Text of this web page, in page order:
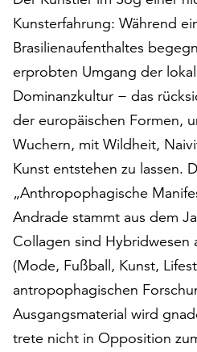
auf
akzeptieren“,
um
alle
Cookies
zu
akzeptieren.
Sie
können
Ihr
Einverständnis
jederzeit
ändern
und
widerrufen.
Dafür
steht
Kunsterfahrung: Während
Brasilienaufenthaltes
erprobten Umgang der
Dominanzkultur − das
der europäischen Formen,
Wuchern, mit Wildheit,
Kunst entstehen zu lassen.
„Anthropophagische
Andrade stammt aus dem
Collagen sind Hybridwesen
(Mode, Fußball, Kunst,
antropophagischen
Ausgangsmaterial wird
trete nicht in Opposition